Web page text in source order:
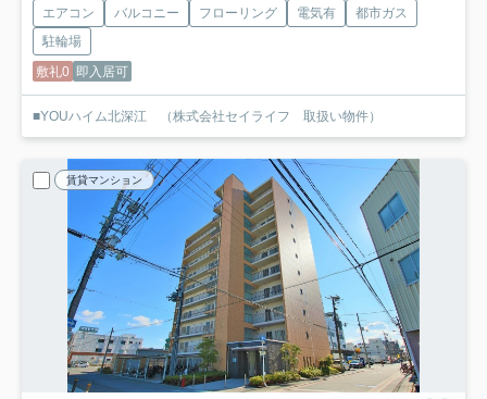
エアコン バルコニー フローリング 電気有
都市ガス
駐輪場
敷礼0 即入居可
■YOUハイム北深江 （株式会社セイライフ 取扱い物件）
賃貸マンション